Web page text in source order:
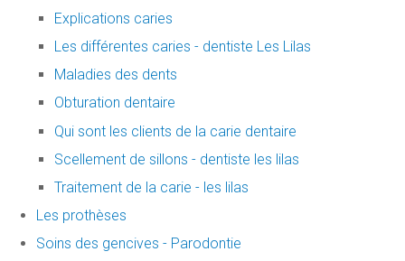
Explications caries
Les différentes caries - dentiste Les Lilas
Maladies des dents
Obturation dentaire
Qui sont les clients de la carie dentaire
Scellement de sillons - dentiste les lilas
Traitement de la carie - les lilas
Les prothèses
Soins des gencives - Parodontie